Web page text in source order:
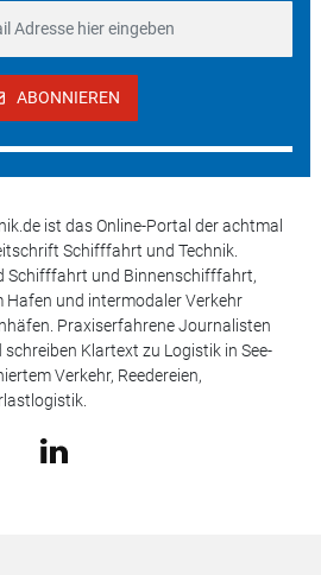
ABONNIEREN
ist das Online-Portal der achtmal
Schifffahrt und Technik.
Schifffahrt und Binnenschifffahrt,
und intermodaler Verkehr
Praxiserfahrene Journalisten
Klartext zu Logistik in See-
Verkehr, Reedereien,